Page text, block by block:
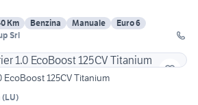
Km Benzina Manuale
Euro 6
Srl
EcoBoost 125CV Titanium
(LU)